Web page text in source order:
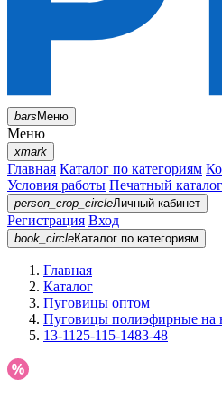
barsМеню
Меню
xmark
Главная Каталог по категориям
Условия работы Печатный каталог
person_crop_circleЛичный кабинет
Регистрация Вход
book_circleКаталог по категориям
Главная
Каталог
Пуговицы оптом
Пуговицы полиэфирные на
13-1125-115-1483-48